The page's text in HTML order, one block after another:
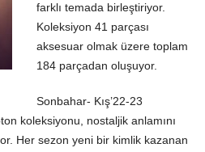
farklı temada birleştiriyor.
Koleksiyon 41 parçası
aksesuar olmak üzere toplam
184 parçadan oluşuyor.
Sonbahar- Kış’22-23
koleksiyonu, nostaljik anlamını
Her sezon yeni bir kimlik kazanan